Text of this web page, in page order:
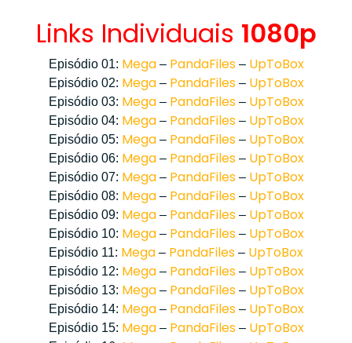
Links Individuais 1080p
Episódio 01: Mega– PandaFiles– UpToBox
Episódio 02: Mega– PandaFiles– UpToBox
Episódio 03: Mega– PandaFiles– UpToBox
Episódio 04: Mega– PandaFiles– UpToBox
Episódio 05: Mega– PandaFiles– UpToBox
Episódio 06: Mega– PandaFiles– UpToBox
Episódio 07: Mega– PandaFiles– UpToBox
Episódio 08: Mega– PandaFiles– UpToBox
Episódio 09: Mega– PandaFiles– UpToBox
Episódio 10: Mega– PandaFiles– UpToBox
Episódio 11: Mega – PandaFiles – UpToBox
Episódio 12: Mega– PandaFiles– UpToBox
Episódio 13: Mega– PandaFiles– UpToBox
Episódio 14: Mega– PandaFiles– UpToBox
Episódio 15: Mega– PandaFiles– UpToBox